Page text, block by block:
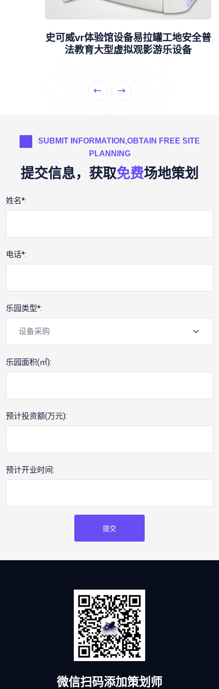
史可威vr体验馆设备易拉罐工地安全普
法教育大型虚拟观影游乐设备
SUBMIT INFORMATION,OBTAIN FREE SITE
PLANNING
提交信息，获取免费场地策划
姓名*:
电话*:
乐园类型*:
乐园面积(㎡):
预计投资额(万元):
预计开业时间:
提交
微信扫码添加策划师